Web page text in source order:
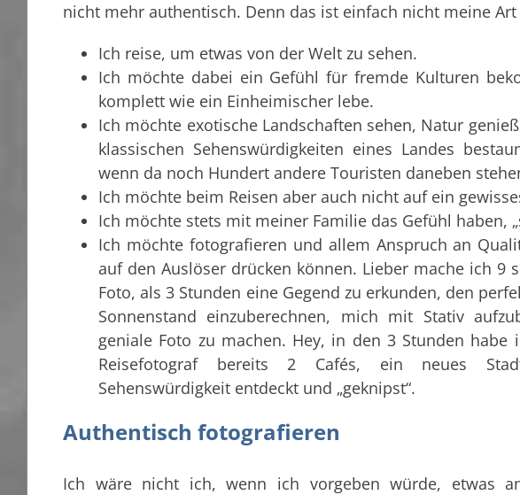
nicht mehr authentisch. Denn das ist einfach nicht meine Art
Ich reise, um etwas von der Welt zu sehen.
Ich möchte dabei ein Gefühl für fremde Kulturen
komplett wie ein Einheimischer lebe.
Ich möchte exotische Landschaften sehen, Natur
klassischen Sehenswürdigkeiten eines Landes
wenn da noch Hundert andere Touristen daneben
Ich möchte beim Reisen aber auch nicht auf ein
Ich möchte stets mit meiner Familie das Gefühl haben,
Ich möchte fotografieren und allem Anspruch an
auf den Auslöser drücken können. Lieber mache ich 9
Foto, als 3 Stunden eine Gegend zu erkunden, den
Sonnenstand einzuberechnen, mich mit Stativ
geniale Foto zu machen. Hey, in den 3 Stunden habe
Reisefotograf bereits 2 Cafés, ein neues
Sehenswürdigkeit entdeckt und „geknipst“.
Authentisch fotografieren
Ich wäre nicht ich, wenn ich vorgeben würde, etwas